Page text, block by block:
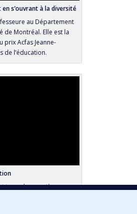
s’ouvrant à la diversité
au Département
de Montréal. Elle est la
Acfas Jeanne-
de l’éducation.
tenue la première